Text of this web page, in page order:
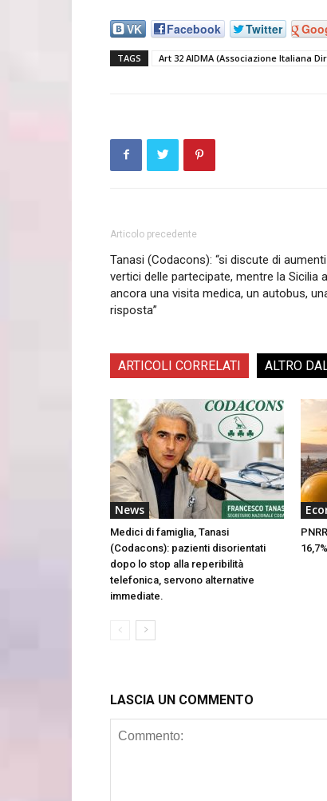
VK Facebook Twitter
TAGS Art 32 AIDMA (Associazione Italiana
Articolo precedente
Tanasi (Codacons): “si discute di
vertici delle partecipate, mentre la Sicilia
ancora una visita medica, un autobus,
risposta”
ARTICOLI CORRELATI ALTRO
News
Medici di famiglia, Tanasi
(Codacons): pazienti disorientati
dopo lo stop alla reperibilità
telefonica, servono alternative
immediate.
LASCIA UN COMMENTO